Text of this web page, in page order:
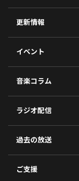
更新情報
イベント
音楽コラム
ラジオ配信
過去の放送
ご支援